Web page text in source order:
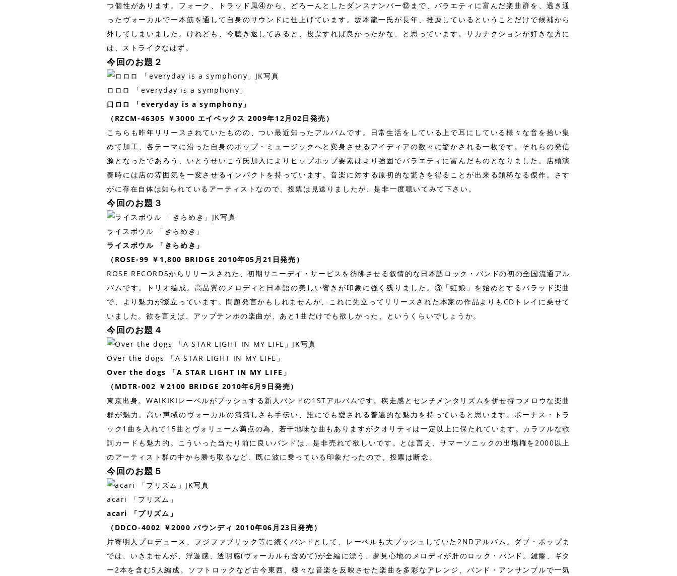
つ個性があります。フォーク、トラッド風④から、どろーんとしたダンスナンバー⑫まで、バラエティに富んだ楽曲群を、透き通
ったヴォーカルで一本筋を通して自身のサウンドに仕上げています。坂本龍一氏が長年、推薦しているということだけで候補から
外してしまいました。けれども、今聴き返してみると、投票すれば良かったかな、と思っています。サカナクションが好きな方に
は、ストライクなはず。
今回のお題２
ロロロ 「everyday is a symphony」
口ロロ 「everyday is a symphony」
（RZCM-46305 ￥3000 エイベックス 2009年12月02日発売）
こちらも昨年リリースされていたものの、つい最近知ったアルバムです。日常生活をしている上で耳にしている様々な音を拾い集
めて加工、各テーマに沿った自身のポップ・ミュージックへと変身させるアイディアの数々に驚かされる一枚です。それらの発信
源となったであろう、いとうせいこう氏加入によりヒップホップ要素はより強固でバラエティに富んだものとなりました。店頭演
奏時には店の雰囲気を一変させるインパクトを持っています。音楽に対する原初的な驚きを得ることが出来る類稀なる傑作。さす
がに存在自体は知られているアーティストなので、投票は見送りましたが、是非一度聴いてみて下さい。
今回のお題３
ライスボウル 「きらめき」
ライスボウル 「きらめき」
（ROSE-99 ￥1,800 BRIDGE 2010年05月21日発売）
ROSE RECORDSからリリースされた、初期サニーデイ・サービスを彷彿させる叙情的な日本語ロック・バンドの初の全国流通アル
バムです。トリオ編成。高品質のメロディと日本語の美しい響きが印象に強く残りました。③「虹娘」を始めとするバラッド楽曲
で、より魅力が際立っています。問題発言かもしれませんが、これに先立ってリリースされた本家の作品よりもCDトレイに乗せて
いました。欲を言えば、アップテンポの楽曲が、あと1曲だけでも欲しかった、というくらいでしょうか。
今回のお題４
Over the dogs 「A STAR LIGHT IN MY LIFE」
Over the dogs 「A STAR LIGHT IN MY LIFE」
（MDTR-002 ￥2100 BRIDGE 2010年6月9日発売）
東京出身。WAIKIKIレーベルがプッシュする新人バンドの1STアルバムです。疾走感とセンチメンタリズムを併せ持つメロウな楽曲
群が魅力。高い声域のヴォーカルの清清しさも手伝い、誰にでも愛される普遍的な魅力を持っていると思います。ボーナス・トラ
ック1曲を入れて15曲とヴォリューム満点の為、若干地味な曲もありますがクオリティは一定以上に保たれています。カラフルな歌
詞カードも魅力的。こういった当たり前に良いバンドは、是非売れて欲しいです。とは言え、サマーソニックの出場権を2000以上
のアーティスト群の中から勝ち取るなど、既に波に乗っている印象だったので、投票は断念。
今回のお題５
acari 「プリズム」
acari 「プリズム」
（DDCO-4002 ￥2000 バウンディ 2010年06月23日発売）
片寄明人プロデュース、フジファブリック等に続くバンドとして、レーベルも大プッシュしていた2NDアルバム。ダブ・ポップま
では、いきませんが、浮遊感、透明感(ヴォーカルも含めて)が全編に漂う、夢見心地のメロディが肝のロック・バンド。鍵盤、ギタ
ー2本を含む5人編成。ソフトロックなど古今東西、様々な音楽を反映させた楽曲を多彩なアレンジ、バンド・アンサンブルで一気